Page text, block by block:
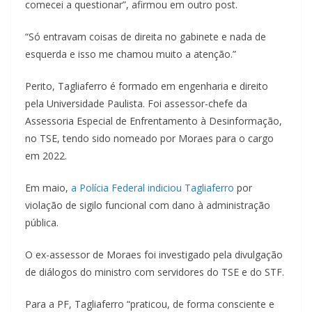
comecei a questionar”, afirmou em outro post.
“Só entravam coisas de direita no gabinete e nada de
esquerda e isso me chamou muito a atenção.”
Perito, Tagliaferro é formado em engenharia e direito
pela Universidade Paulista. Foi assessor-chefe da
Assessoria Especial de Enfrentamento à Desinformação,
no TSE, tendo sido nomeado por Moraes para o cargo
em 2022.
Em maio, a Polícia Federal indiciou Tagliaferro por
violação de sigilo funcional com dano à administração
pública.
O ex-assessor de Moraes foi investigado pela divulgação
de diálogos do ministro com servidores do TSE e do STF.
Para a PF, Tagliaferro “praticou, de forma consciente e